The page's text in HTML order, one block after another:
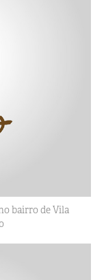
bairro de Vila